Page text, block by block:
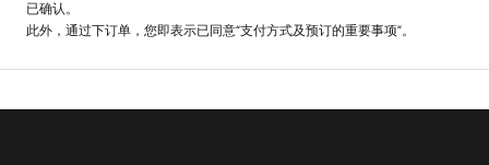
已确认。
此外，通过下订单，您即表示已同意“支付方式及预订的重要事项”。